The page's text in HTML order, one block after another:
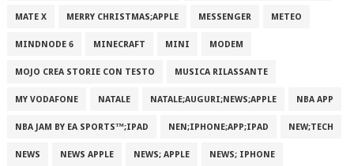
MATE X MERRY CHRISTMAS;APPLE MESSENGER METEO
MINDNODE 6 MINECRAFT MINI MODEM
MOJO CREA STORIE CON TESTO MUSICA RILASSANTE
MY VODAFONE NATALE NATALE;AUGURI;NEWS;APPLE NBA APP
NBA JAM BY EA SPORTS™;IPAD NEN;IPHONE;APP;IPAD NEW;TECH
NEWS NEWS APPLE NEWS; APPLE NEWS; IPHONE